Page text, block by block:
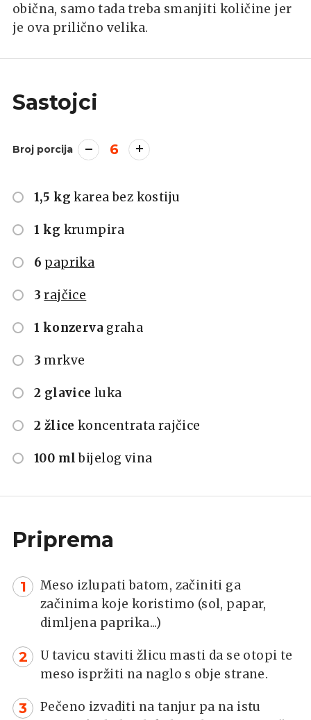
obična, samo tada treba smanjiti količine jer
je ova prilično velika.
Sastojci
Broj porcija 6
1,5 kg karea bez kostiju
1 kg krumpira
6 paprika
3 rajčice
1 konzerva graha
3 mrkve
2 glavice luka
2 žlice koncentrata rajčice
100 ml bijelog vina
Priprema
Meso izlupati batom, začiniti ga
začinima koje koristimo (sol, papar,
dimljena paprika...)
U tavicu staviti žlicu masti da se otopi te
meso ispržiti na naglo s obje strane.
Pečeno izvaditi na tanjur pa na istu